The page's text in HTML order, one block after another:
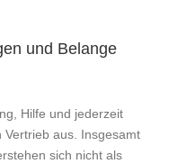
und Belange
Hilfe und jederzeit
aus. Insgesamt
sich nicht als